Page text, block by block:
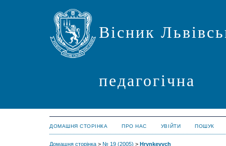
Вісник
педагогічна
ДОМАШНЯ СТОРІНКА ПРО НАС УВІЙТИ ПОШУК
Домашня сторінка > № 19 (2005) > Hrynkevych